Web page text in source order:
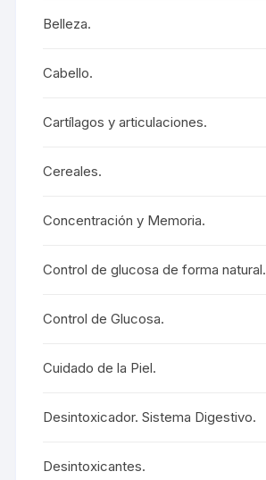
Belleza.
Cabello.
Cartílagos y articulaciones.
Cereales.
Concentración y Memoria.
Control de glucosa de forma natural.
Control de Glucosa.
Cuidado de la Piel.
Desintoxicador. Sistema Digestivo.
Desintoxicantes.